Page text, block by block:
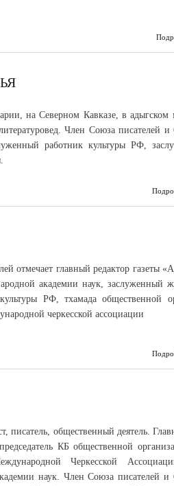
на Северном Кавказе, в
Член Союза писателей
работник культуры РФ,
отмечает главный редактор газеты
академии наук, заслуженный
РФ, тхамада общественной
черкесской ассоциации
общественный деятель.
КБ общественной
Черкесской
наук. Член Союза писателей и